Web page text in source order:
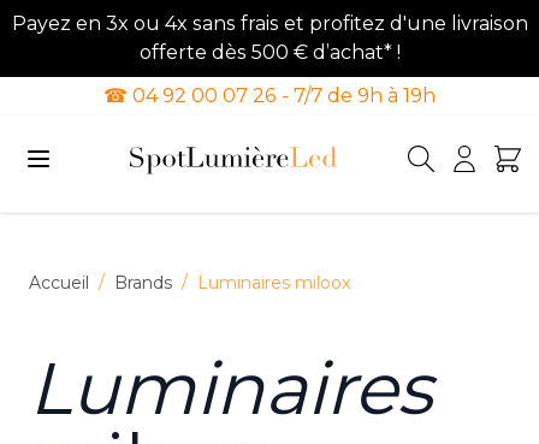
Payez en 3x ou 4x sans frais et profitez d'une livraison
offerte dès 500 € d’achat* !
☎ 04 92 00 07 26 - 7/7 de 9h à 19h
Accueil / Brands / Luminaires miloox
Luminaires